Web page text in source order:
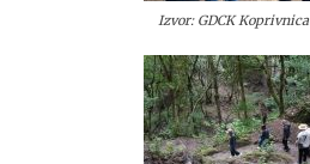
Izvor: GDCK Koprivnica